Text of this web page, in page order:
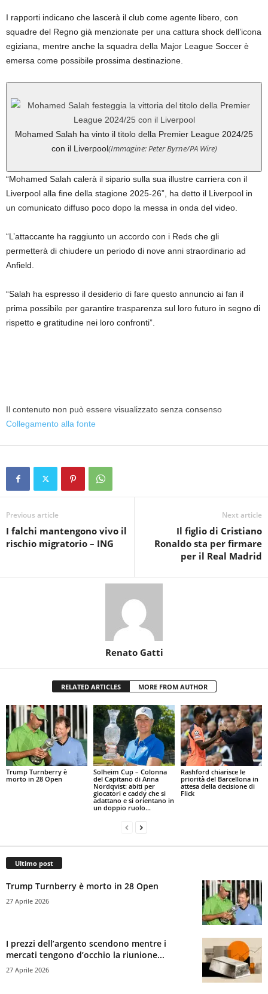
I rapporti indicano che lascerà il club come agente libero, con
squadre del Regno già menzionate per una cattura shock dell’icona
egiziana, mentre anche la squadra della Major League Soccer è
emersa come possibile prossima destinazione.
Mohamed Salah ha vinto il titolo della Premier League 2024/25
con il Liverpool(Immagine: Peter Byrne/PA Wire)
“Mohamed Salah calerà il sipario sulla sua illustre carriera con il
Liverpool alla fine della stagione 2025-26”, ha detto il Liverpool in
un comunicato diffuso poco dopo la messa in onda del video.
“L’attaccante ha raggiunto un accordo con i Reds che gli
permetterà di chiudere un periodo di nove anni straordinario ad
Anfield.
“Salah ha espresso il desiderio di fare questo annuncio ai fan il
prima possibile per garantire trasparenza sul loro futuro in segno di
rispetto e gratitudine nei loro confronti”.
Il contenuto non può essere visualizzato senza consenso
Collegamento alla fonte
Previous article
I falchi mantengono vivo il
rischio migratorio – ING
Next article
Il figlio di Cristiano
Ronaldo sta per firmare
per il Real Madrid
Renato Gatti
RELATED ARTICLES MORE FROM AUTHOR
Trump Turnberry è
morto in 28 Open
Solheim Cup – Colonna
del Capitano di Anna
Nordqvist: abiti per
giocatori e caddy che si
adattano e si orientano in
un doppio ruolo...
Rashford chiarisce le
priorità del Barcellona in
attesa della decisione di
Flick
Ultimo post
Trump Turnberry è morto in 28 Open
27 Aprile 2026
I prezzi dell’argento scendono mentre i
mercati tengono d’occhio la riunione...
27 Aprile 2026